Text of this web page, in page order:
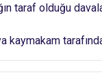
taraf olduğu
kaymakam